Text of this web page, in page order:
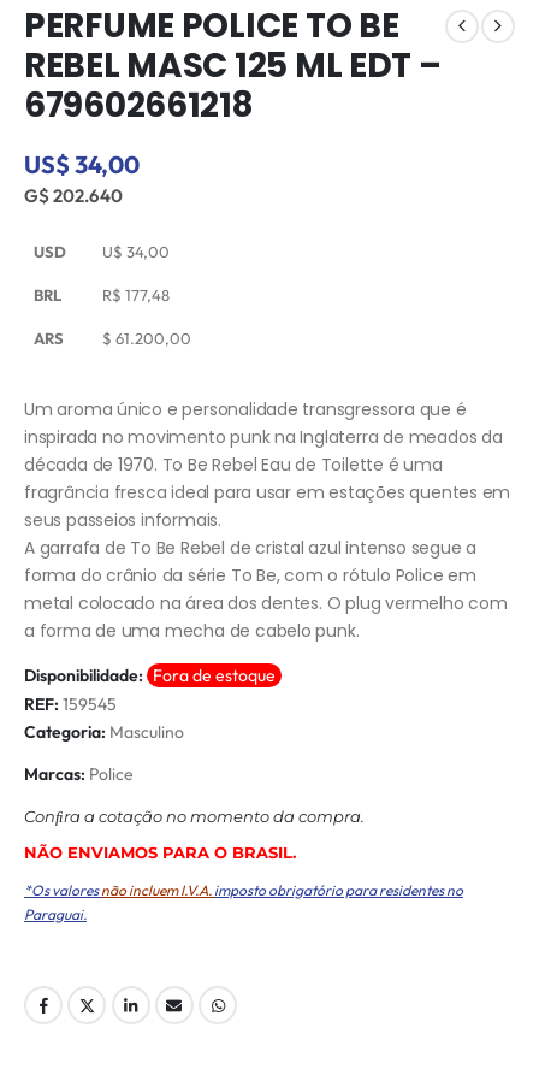
PERFUME POLICE TO BE
REBEL MASC 125 ML EDT –
679602661218
US$ 34,00
G$ 202.640
USD U$ 34,00
BRL R$ 177,48
ARS $ 61.200,00
Um aroma único e personalidade transgressora que é
inspirada no movimento punk na Inglaterra de meados da
década de 1970. To Be Rebel Eau de Toilette é uma
fragrância fresca ideal para usar em estações quentes em
seus passeios informais.
A garrafa de To Be Rebel de cristal azul intenso segue a
forma do crânio da série To Be, com o rótulo Police em
metal colocado na área dos dentes. O plug vermelho com
a forma de uma mecha de cabelo punk.
Disponibilidade: Fora de estoque
REF: 159545
Categoria: Masculino
Marcas: Police
Conﬁra a cotação no momento da compra.
NÃO ENVIAMOS PARA O BRASIL.
*Os valoresnão incluem I.V.A. imposto obrigatório para residentes no
Paraguai.